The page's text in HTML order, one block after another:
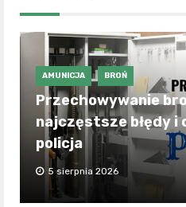
AMUNICJA BROŃ
Przechowywanie
najczęstsze błędy i
policja
5 sierpnia 2026